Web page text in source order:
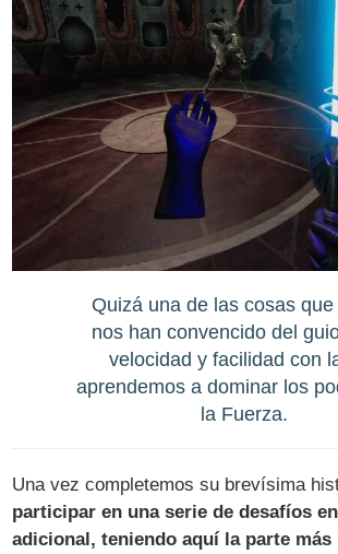
Quizá una de las cosas
nos han convencido del
velocidad y facilidad con
aprendemos a dominar los
la Fuerza.
Una vez completemos su brevísima
participar en una serie de desafíos
adicional, teniendo aquí la parte